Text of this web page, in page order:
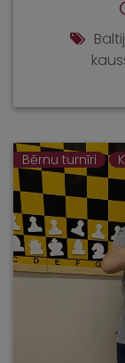
Bērnu turnīri